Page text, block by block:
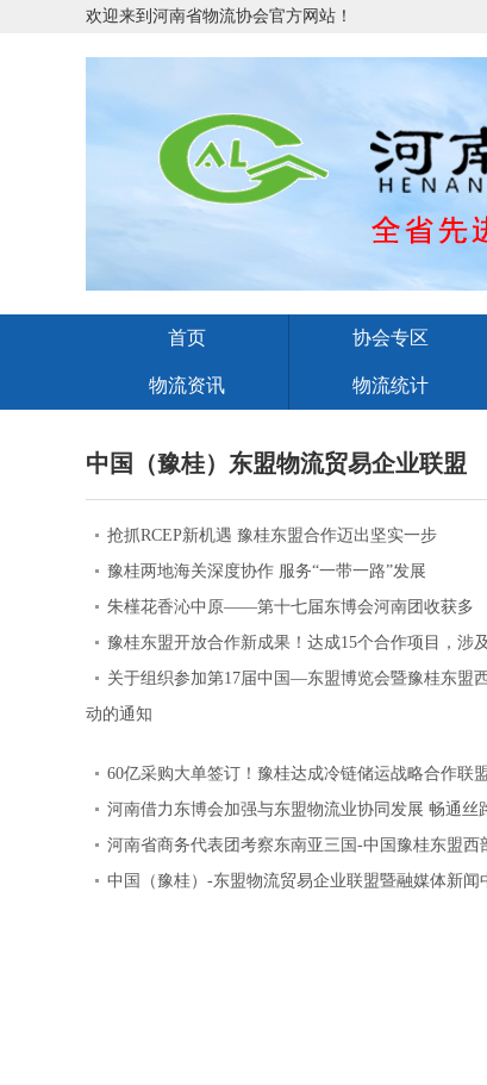
欢迎来到河南省物流协会官方网站！
首页 协会专区
物流资讯 物流统计
中国（豫桂）东盟物流贸易企业联盟
抢抓RCEP新机遇 豫桂东盟合作迈出坚实一步
豫桂两地海关深度协作 服务“一带一路”发展
朱槿花香沁中原——第十七届东博会河南团收获多
豫桂东盟开放合作新成果！达成15个合作项目，涉
关于组织参加第17届中国—东盟博览会暨豫桂东盟
动的通知
​60亿采购大单签订！豫桂达成冷链储运战略合作联
河南借力东博会加强与东盟物流业协同发展 畅通丝
河南省商务代表团考察东南亚三国-中国豫桂东盟
中国（豫桂）-东盟物流贸易企业联盟暨融媒体新闻